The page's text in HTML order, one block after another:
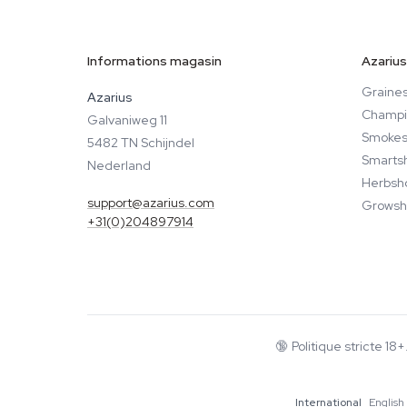
Informations magasin
Azarius
Galvaniweg 11
5482 TN Schijndel
Nederland
support@azarius.com
+31(0)204897914
Azarius
🔞 Politique stricte
International English